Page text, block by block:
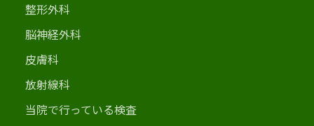
整形外科
脳神経外科
皮膚科
放射線科
当院で行っている検査